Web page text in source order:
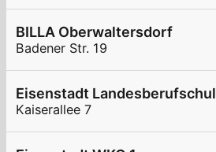
BILLA Oberwaltersdorf
Badener Str. 19
Eisenstadt
Kaiserallee 7